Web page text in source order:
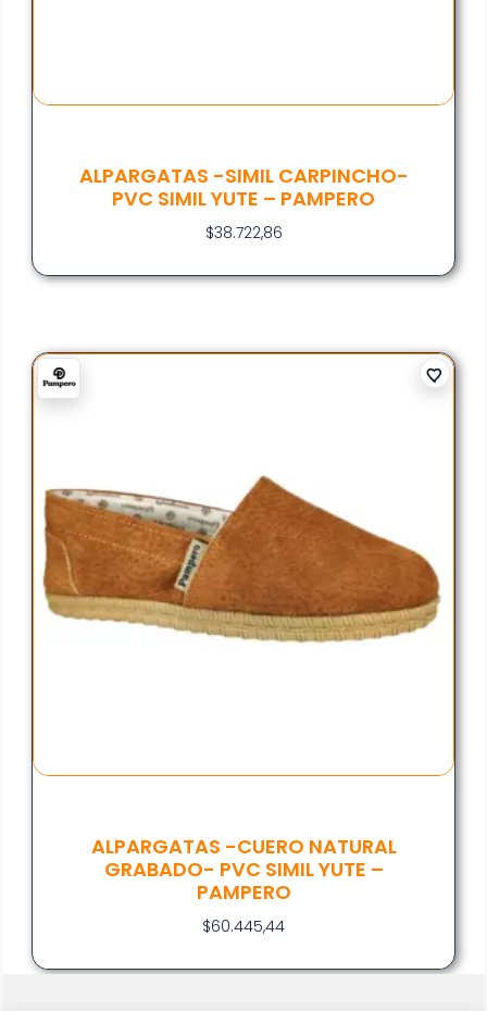
ALPARGATAS -SIMIL CARPINCHO-
PVC SIMIL YUTE – PAMPERO
$38.722,86
ALPARGATAS -CUERO NATURAL
GRABADO- PVC SIMIL YUTE –
PAMPERO
$60.445,44